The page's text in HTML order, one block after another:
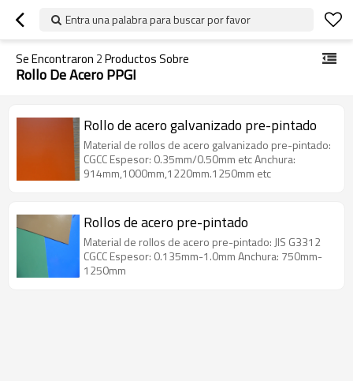
Entra una palabra para buscar por favor
Se Encontraron 2Productos Sobre
Rollo De Acero PPGI
Rollo de acero galvanizado pre-pintado
Material de rollos de acero galvanizado pre-pintado:
CGCC Espesor: 0.35mm/0.50mm etc Anchura:
914mm,1000mm,1220mm.1250mm etc
Rollos de acero pre-pintado
Material de rollos de acero pre-pintado: JIS G3312
CGCC Espesor: 0.135mm-1.0mm Anchura: 750mm-
1250mm